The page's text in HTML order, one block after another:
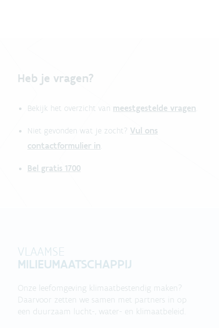
Heb je vragen?
Bekijk het overzicht van meestgestelde vragen.
Niet gevonden wat je zocht? Vul ons
contactformulier in.
Bel gratis 1700
VLAAMSE
MILIEUMAATSCHAPPIJ
Onze leefomgeving klimaatbestendig maken?
Daarvoor zetten we samen met partners in op
een duurzaam lucht-, water- en klimaatbeleid.